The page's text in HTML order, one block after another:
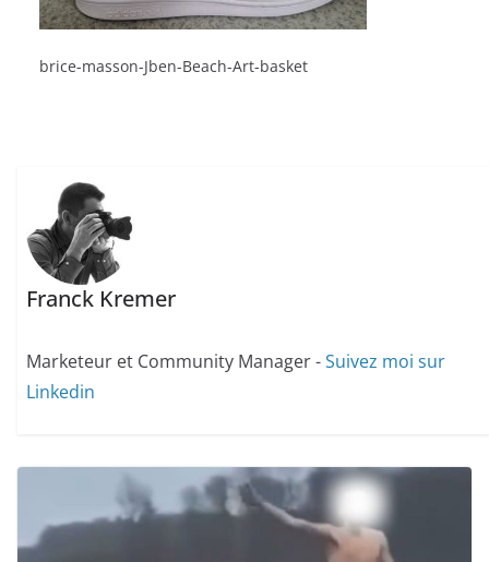
brice-masson-Jben-Beach-Art-basket
Franck Kremer
Marketeur et Community Manager -Suivez moi sur
Linkedin